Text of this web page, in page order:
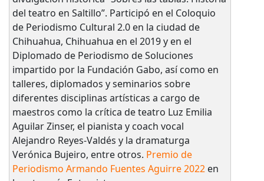
del teatro en Saltillo”. Participó en el Coloquio
de Periodismo Cultural 2.0 en la ciudad de
Chihuahua, Chihuahua en el 2019 y en el
Diplomado de Periodismo de Soluciones
impartido por la Fundación Gabo, así como en
talleres, diplomados y seminarios sobre
diferentes disciplinas artísticas a cargo de
maestros como la crítica de teatro Luz Emilia
Aguilar Zinser, el pianista y coach vocal
Alejandro Reyes-Valdés y la dramaturga
Verónica Bujeiro, entre otros. Premio de
Periodismo Armando Fuentes Aguirre 2022en